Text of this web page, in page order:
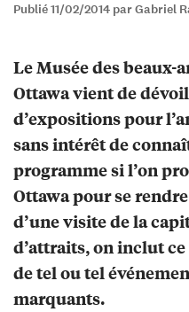
Publié 11/02/2014 par Gabriel
Le Musée des beaux-
Ottawa vient de
d’expositions pour
sans intérêt de
programme si l’on
Ottawa pour se
d’une visite de la
d’attraits, on inclut
de tel ou tel
marquants.